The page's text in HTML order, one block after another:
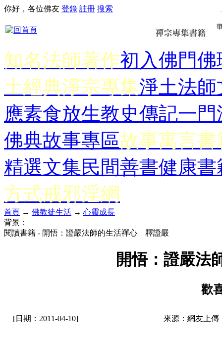
你好，各位佛友 登錄 註冊 搜索
知名法師著作初入佛門佛
土經典淨宗專集淨土法師
應素食放生教史傳記一門
佛典故事專區故事寓言書
精選文集民間善書健康書
方式戒邪淫網
首頁 → 佛教徒生活 → 心靈成長
背景：
閱讀書籍 - 開悟：證嚴法師的生活禪心 釋證嚴
開悟：證嚴
歡
[日期：2011-04-10] 來源：網友上